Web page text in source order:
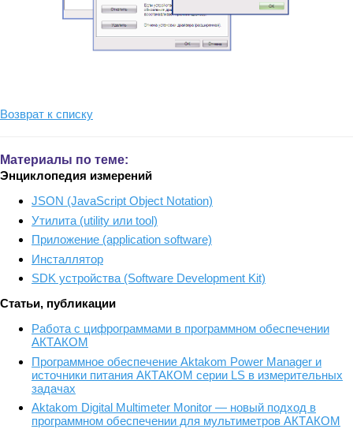
Возврат к списку
Материалы по теме:
Энциклопедия измерений
JSON (JavaScript Object Notation)
Утилита (utility или tool)
Приложение (application software)
Инсталлятор
SDK устройства (Software Development Kit)
Статьи, публикации
Работа с цифрограммами в программном обеспечении
АКТАКОМ
Программное обеспечение Aktakom Power Manager и
источники питания АКТАКОМ серии LS в измерительных
задачах
Aktakom Digital Multimeter Monitor — новый подход в
программном обеспечении для мультиметров АКТАКОМ